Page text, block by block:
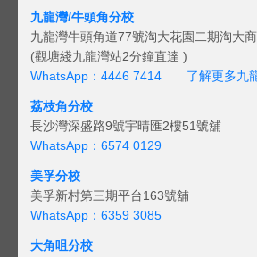
九龍灣/牛頭角分校
九龍灣牛頭角道77號淘大花園二期淘大
(觀塘綫九龍灣站2分鐘直達 )
WhatsApp：4446 7414
了解更多九
荔枝角分校
長沙灣深盛路9號宇晴匯2樓51號舖
WhatsApp：6574 0129
美孚分校
美孚新村第三期平台163號舖
WhatsApp：6359 3085
大角咀分校